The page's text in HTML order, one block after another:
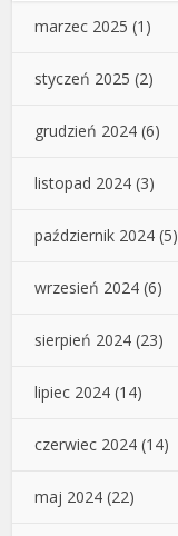
marzec 2025 (1)
styczeń 2025 (2)
grudzień 2024 (6)
listopad 2024 (3)
październik 2024 (5)
wrzesień 2024 (6)
sierpień 2024 (23)
lipiec 2024 (14)
czerwiec 2024 (14)
maj 2024 (22)